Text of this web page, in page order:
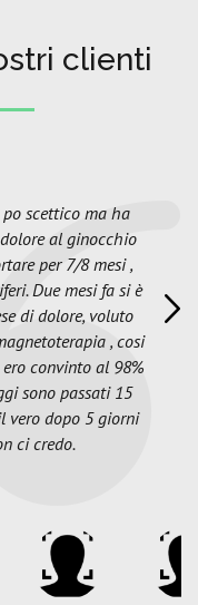
clienti
scettico ma ha
al ginocchio
per 7/8 mesi ,
Due mesi fa si è
di dolore, voluto
, cosi
convinto al 98%
sono passati 15
vero dopo 5 giorni
ci credo.